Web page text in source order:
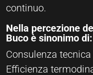
continuo.
Nella percezione
Buco è sinonimo di:
Consulenza
Efficienza